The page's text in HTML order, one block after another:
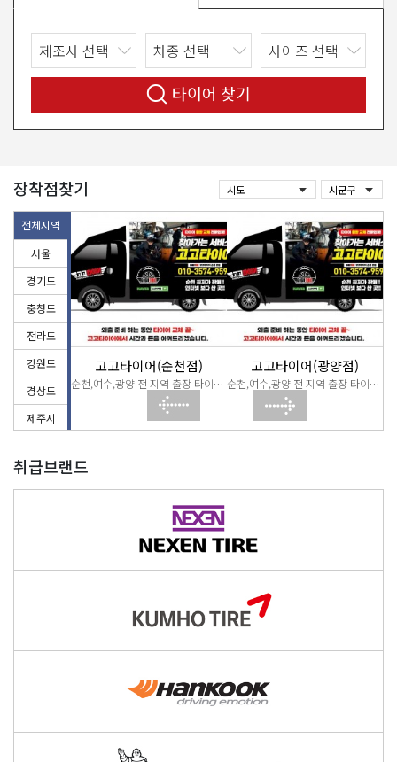
타이어 찾기
장착점찾기
전체지역
서울
경기도
충청도
전라도
강원도
경상도
제주시
여수점) 고고타이어(순천점)
순천,여수,광양 전 지역 출장 타이어 교체
고고타이어(광양점)
순천,여수,광양 전 지역 출장 타이어 교체
취급브랜드